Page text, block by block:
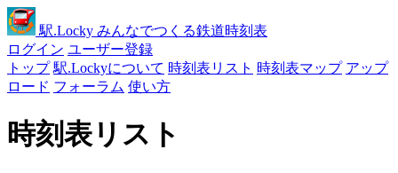
駅.Locky みんなでつくる鉄道時刻表
ログイン ユーザー登録
トップ 駅.Lockyについて 時刻表リスト 時刻表マップ アップ
ロード フォーラム 使い方
時刻表リスト